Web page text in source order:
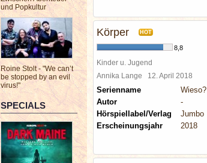
und Popkultur
Roine Stolt - "We can’t
be stopped by an evil
virus!"
SPECIALS
Körper HOT
8,8
Kinder u. Jugend
Annika Lange 12. April 2018
Serienname
Autor
-
Hörspiellabel/Verlag
Jumbo
Erscheinungsjahr
2018